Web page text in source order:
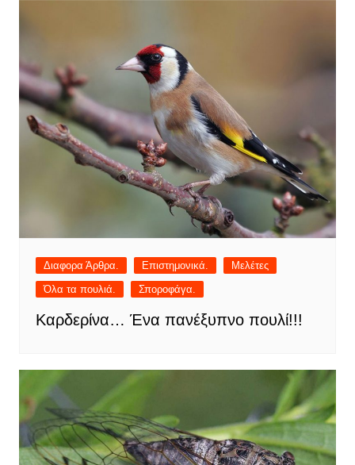
Διαφορα Άρθρα. Επιστημονικά.
Μελέτες
Όλα τα πουλιά.
Σποροφάγα.
Καρδερίνα… Ένα πανέξυπνο πουλί!!!